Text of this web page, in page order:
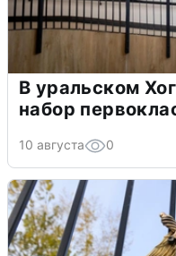
В уральском
набор
10 августа 0